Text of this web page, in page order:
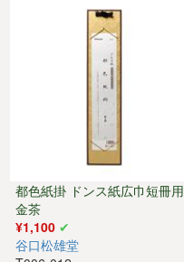
都色紙掛 ドンス紙広巾短冊用
金茶
¥1,100
谷口松雄堂